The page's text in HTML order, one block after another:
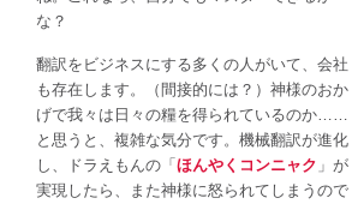
な？
翻訳をビジネスにする多くの人がいて、会社
も存在します。（間接的には？）神様のおか
げで我々は日々の糧を得られているのか……
と思うと、複雑な気分です。機械翻訳が進化
し、ドラえもんの「 ほんやくコンニャク 」が
実現したら、また神様に怒られてしまうので